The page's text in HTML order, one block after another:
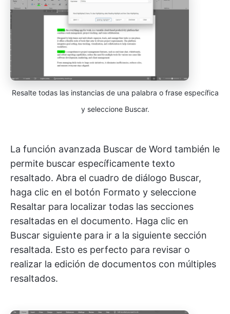
Resalte todas las instancias de una palabra o frase específica
y seleccione Buscar.
La función avanzada Buscar de Word también le
permite buscar específicamente texto
resaltado. Abra el cuadro de diálogo Buscar,
haga clic en el botón Formato y seleccione
Resaltar para localizar todas las secciones
resaltadas en el documento. Haga clic en
Buscar siguiente para ir a la siguiente sección
resaltada. Esto es perfecto para revisar o
realizar la edición de documentos con múltiples
resaltados.